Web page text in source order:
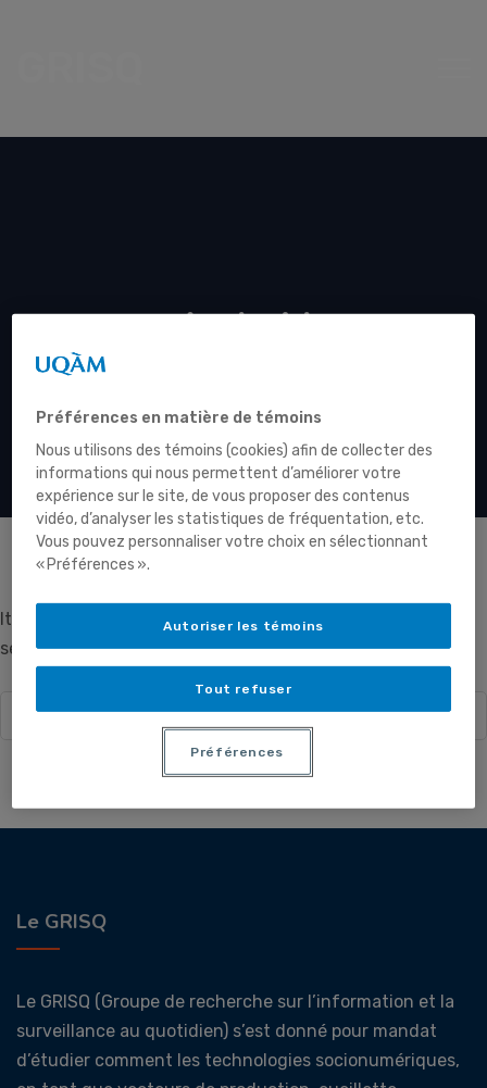
Android
It seems we can’t find what you’re looking for. Perhaps
searching can help.
Search
Le GRISQ
Le GRISQ (Groupe de recherche sur l’information et la
surveillance au quotidien) s’est donné pour mandat
d’étudier comment les technologies socionumériques,
Préférences en matière de témoins
Nous utilisons des témoins (cookies) afin de collecter des
informations qui nous permettent d’améliorer votre
expérience sur le site, de vous proposer des contenus
vidéo, d’analyser les statistiques de fréquentation, etc.
Vous pouvez personnaliser votre choix en sélectionnant
« Préférences ».
Tout refuser
Autoriser les témoins
Préférences